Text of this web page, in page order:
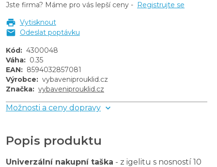
Jste firma? Máme pro vás lepší ceny - Registrujte se
Vytisknout
Odeslat poptávku
Kód: 4300048
Váha: 0.35
EAN: 8594032857081
Výrobce: vybaveniprouklid.cz
Značka: vybaveniprouklid.cz
Možnosti a ceny dopravy
Popis produktu
Univerzální nakupní taška - z igelitu s nosností 10